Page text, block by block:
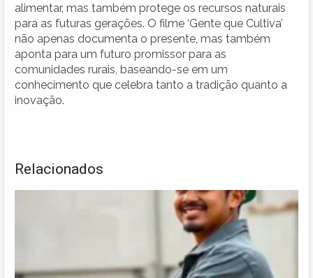
alimentar, mas também protege os recursos naturais
para as futuras gerações. O filme ‘Gente que Cultiva’
não apenas documenta o presente, mas também
aponta para um futuro promissor para as
comunidades rurais, baseando-se em um
conhecimento que celebra tanto a tradição quanto a
inovação.
Relacionados